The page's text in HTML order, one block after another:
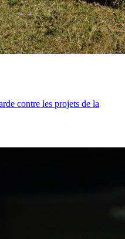
contre les projets de la